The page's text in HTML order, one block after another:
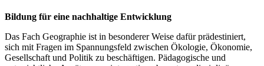
Bildung für eine nachhaltige Entwicklung
Das Fach Geographie ist in besonderer Weise dafür prädestiniert,
sich mit Fragen im Spannungsfeld zwischen Ökologie, Ökonomie,
Gesellschaft und Politik zu beschäftigen. Pädagogische und